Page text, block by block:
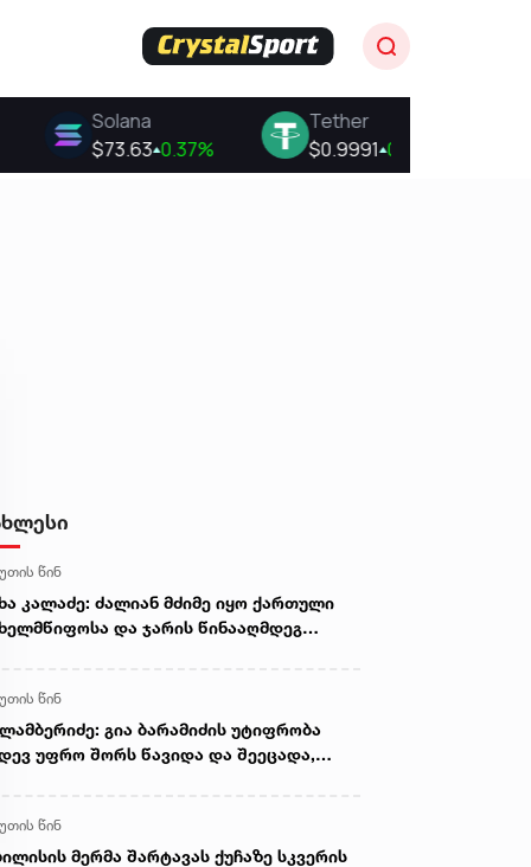
წინ
კალაძე: ძალიან მძიმე იყო ქართული
და ჯარის წინააღმდეგ
წინ
გია ბარამიძის უტიფრობა
უფრო შორს წავიდა და შეეცადა,
უარყოფა
წინ
მერმა შარტავას ქუჩაზე სკვერის